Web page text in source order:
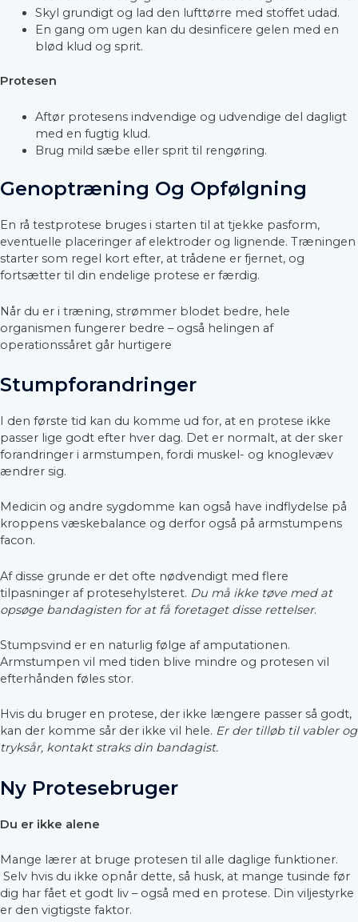
Skyl grundigt og lad den lufttørre med stoffet udad.
En gang om ugen kan du desinficere gelen med en
blød klud og sprit.
Protesen
Aftør protesens indvendige og udvendige del dagligt
med en fugtig klud.
Brug mild sæbe eller sprit til rengøring.
Genoptræning Og Opfølgning
En rå testprotese bruges i starten til at tjekke pasform,
eventuelle placeringer af elektroder og lignende. Træningen
starter som regel kort efter, at trådene er fjernet, og
fortsætter til din endelige protese er færdig.
Når du er i træning, strømmer blodet bedre, hele
organismen fungerer bedre – også helingen af
operationssåret går hurtigere
Stumpforandringer
I den første tid kan du komme ud for, at en protese ikke
passer lige godt efter hver dag. Det er normalt, at der sker
forandringer i armstumpen, fordi muskel- og knoglevæv
ændrer sig.
Medicin og andre sygdomme kan også have indflydelse på
kroppens væskebalance og derfor også på armstumpens
facon.
Af disse grunde er det ofte nødvendigt med flere
tilpasninger af protesehylsteret. Du må ikke tøve med at
opsøge bandagisten for at få foretaget disse rettelser.
Stumpsvind er en naturlig følge af amputationen.
Armstumpen vil med tiden blive mindre og protesen vil
efterhånden føles stor.
Hvis du bruger en protese, der ikke længere passer så godt,
kan der komme sår der ikke vil hele. Er der tilløb til vabler og
tryksår, kontakt straks din bandagist.
Ny Protesebruger
Du er ikke alene
Mange lærer at bruge protesen til alle daglige funktioner.
Selv hvis du ikke opnår dette, så husk, at mange tusinde før
dig har fået et godt liv – også med en protese. Din viljestyrke
er den vigtigste faktor.